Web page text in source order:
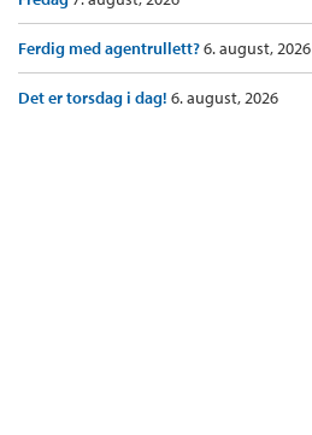
Ferdig med agentrullett?6. august, 2026
Det er torsdag i dag! 6. august, 2026